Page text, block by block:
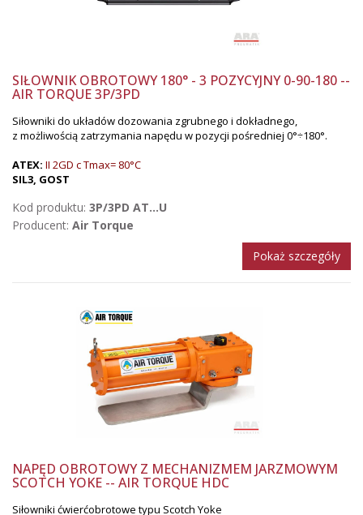
SIŁOWNIK OBROTOWY 180° - 3 POZYCYJNY 0-90-180 --
AIR TORQUE 3P/3PD
Siłowniki do układów dozowania zgrubnego i dokładnego,
z możliwością zatrzymania napędu w pozycji pośredniej 0°÷180°.
ATEX: II 2GD c Tmax= 80°C
SIL3, GOST
Kod produktu: 3P/3PD AT...U
Producent: Air Torque
Pokaż szczegóły
NAPĘD OBROTOWY Z MECHANIZMEM JARZMOWYM
SCOTCH YOKE -- AIR TORQUE HDC
Siłowniki ćwierćobrotowe typu Scotch Yoke